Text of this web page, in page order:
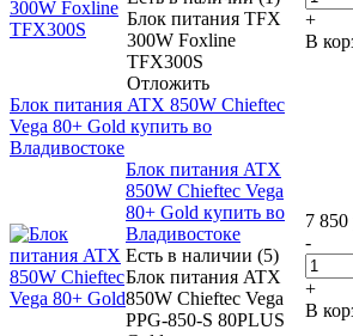
Блок питания TFX
300W Foxline
TFX300S
Отложить
+
В
Блок питания ATX 850W Chieftec
Vega 80+ Gold купить во
Владивостоке
Блок питания ATX
850W Chieftec Vega
80+ Gold купить во
Владивостоке
Есть в наличии (5)
Блок питания ATX
850W Chieftec Vega
PPG-850-S 80PLUS
7 850
-
+
В